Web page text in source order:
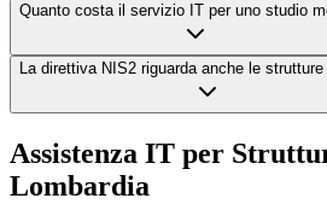
Quanto costa il servizio IT per uno studio
La direttiva NIS2 riguarda anche le
Assistenza IT per
Lombardia